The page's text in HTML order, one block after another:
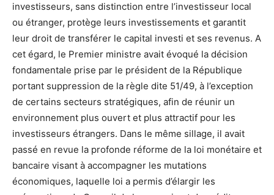
investisseurs, sans distinction entre l’investisseur local
ou étranger, protège leurs investissements et garantit
leur droit de transférer le capital investi et ses revenus. A
cet égard, le Premier ministre avait évoqué la décision
fondamentale prise par le président de la République
portant suppression de la règle dite 51/49, à l’exception
de certains secteurs stratégiques, afin de réunir un
environnement plus ouvert et plus attractif pour les
investisseurs étrangers. Dans le même sillage, il avait
passé en revue la profonde réforme de la loi monétaire et
bancaire visant à accompagner les mutations
économiques, laquelle loi a permis d’élargir les